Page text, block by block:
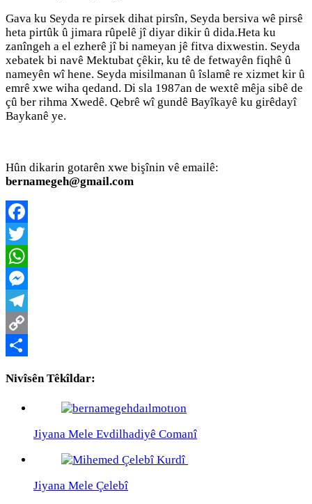
Gava ku Seyda re pirsek dihat pirsîn, Seyda bersiva wê pirsê
heta pirtûk û jimara rûpelê jî diyar dikir û dida.Heta ku
zanîngeh a el ezherê jî bi nameyan jê fitva dixwestin. Seyda
xebatek bi navê Mektubat çêkir, ku tê de fetwayên fiqhê û
nameyên wî hene. Seyda misilmanan û îslamê re xizmet kir û
emrê xwe wiha qedand. Di sla 1987an de wextê mêja sibê de
çû ber rihma Xwedê. Qebrê wî gundê Bayîkayê ku girêdayî
Baykanê ye.
Hûn dikarin gotarên xwe bişînin vê emailê:
bernamegeh@gmail.com
Facebook
Twitter
WhatsApp
Messenger
Telegram
Copy
Nivîsên Têkîldar:
Jiyana Mele Evdilhadiyê Comanî
Jiyana Mele Çelebî